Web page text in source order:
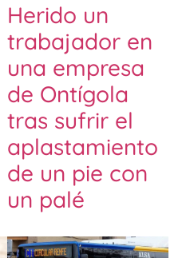
Herido un
trabajador en
una empresa
de Ontígola
tras sufrir el
aplastamiento
de un pie con
un palé